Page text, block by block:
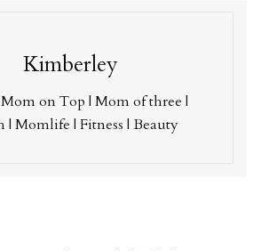
Kimberley
on Top | Mom of three |
| Momlife | Fitness | Beauty